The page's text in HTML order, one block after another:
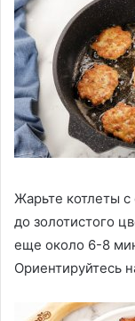
Жарьте котлеты
до золотистого
еще около 6-8
Ориентируйтесь